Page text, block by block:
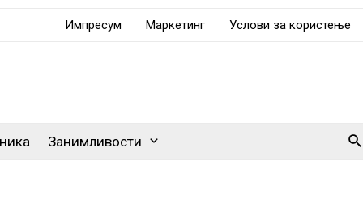
Импресум Маркетинг Услови за користење
Занимливости